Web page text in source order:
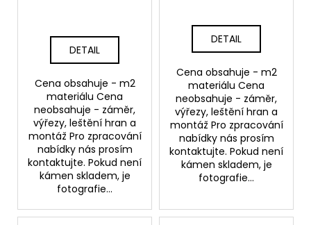
DETAIL
Cena obsahuje - m2
materiálu Cena
neobsahuje - záměr,
výřezy, leštění hran a
montáž Pro zpracování
nabídky nás prosím
kontaktujte. Pokud není
kámen skladem, je
fotografie...
DETAIL
Cena obsahuje - m2
materiálu Cena
neobsahuje - záměr,
výřezy, leštění hran a
montáž Pro zpracování
nabídky nás prosím
kontaktujte. Pokud není
kámen skladem, je
fotografie...